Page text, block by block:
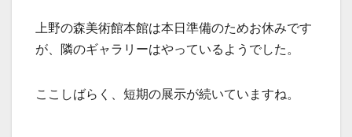
上野の森美術館本館は本日準備のためお休みです
が、隣のギャラリーはやっているようでした。
ここしばらく、短期の展示が続いていますね。